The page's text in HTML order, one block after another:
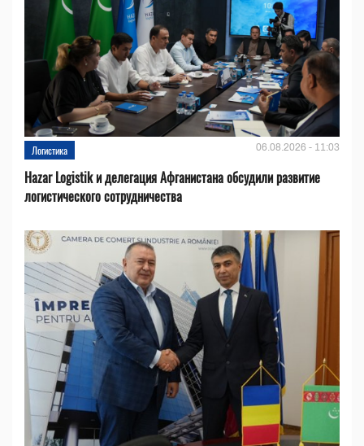
Логистика 06.08.2026 - 11:03
Hazar Logistik и делегация Афганистана обсудили развитие
логистического сотрудничества